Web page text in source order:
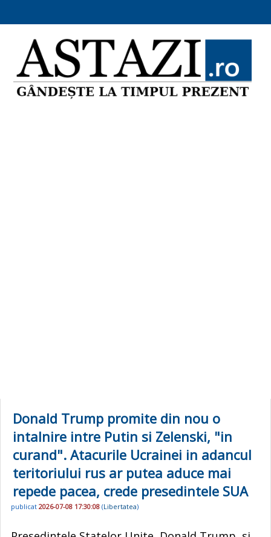
Donald Trump promite din nou o
intalnire intre Putin si Zelenski, "in
curand". Atacurile Ucrainei in adancul
teritoriului rus ar putea aduce mai
repede pacea, crede presedintele SUA
publicat 2026-07-08 17:30:08 (Libertatea)